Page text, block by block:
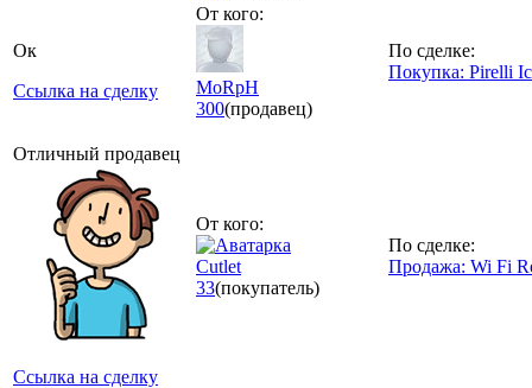
Ок
Ссылка на сделку
От кого:
MoRpH
300(продавец)
По сделке:
Покупка: Pirelli
Отличный продавец
Ссылка на сделку
От кого:
Cutlet
33(покупатель)
По сделке:
Продажа: Wi Fi